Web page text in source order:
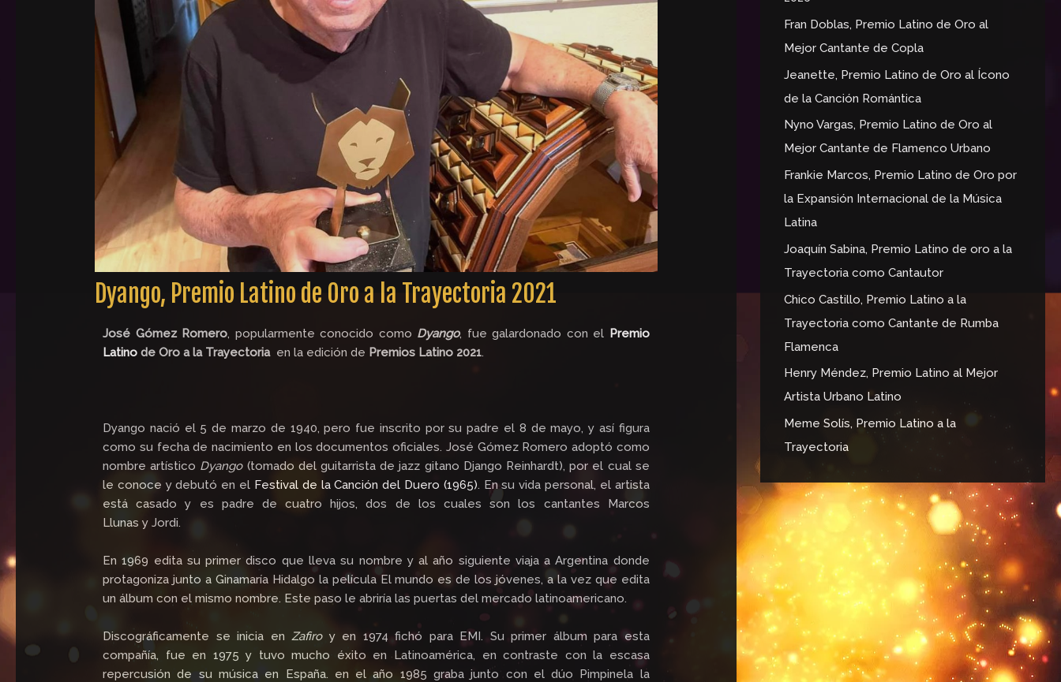
Dyango, Premio Latino de Oro a la Trayectoria 2021
José Gómez Romero, popularmente conocido como Dyango, fue galardonado con el Premio
Latino de Oro a la Trayectoria en la edición de Premios Latino 2021.
Dyango nació el 5 de marzo de 1940, pero fue inscrito por su padre el 8 de mayo, y así figura
como su fecha de nacimiento en los documentos oficiales. José Gómez Romero adoptó como
nombre artístico Dyango(tomado del guitarrista de jazz gitano Django Reinhardt), por el cual se
le conoce y debutó en el Festival de la Canción del Duero (1965). En su vida personal, el artista
está casado y es padre de cuatro hijos, dos de los cuales son los cantantes Marcos
Llunas y Jordi.
En 1969 edita su primer disco que lleva su nombre y al año siguiente viaja a Argentina donde
protagoniza junto a Ginamaría Hidalgo la película El mundo es de los jóvenes, a la vez que edita
un álbum con el mismo nombre. Este paso le abriría las puertas del mercado latinoamericano.
Discográficamente se inicia enZafiroy en 1974 fichó para EMI. Su primer álbum para esta
compañía, fue en 1975 y tuvo mucho éxito en Latinoamérica, en contraste con la escasa
repercusión de su música en España. en el año 1985 graba junto con el dúo Pimpinela la
r
:
Fran Doblas, Premio Latino de Oro al
Mejor Cantante de Copla
Jeanette, Premio Latino de Oro al Ícono
de la Canción Romántica
Nyno Vargas, Premio Latino de Oro al
Mejor Cantante de Flamenco Urbano
Frankie Marcos, Premio Latino de Oro por
la Expansión Internacional de la Música
Latina
Joaquín Sabina, Premio Latino de oro a la
Trayectoria como Cantautor
Chico Castillo, Premio Latino a la
Trayectoria como Cantante de Rumba
Flamenca
Henry Méndez, Premio Latino al Mejor
Artista Urbano Latino
Meme Solís, Premio Latino a la
Trayectoria